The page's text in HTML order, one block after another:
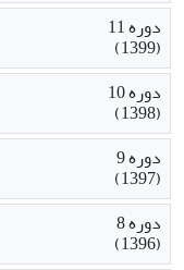
دوره 11
(1399)
دوره 10
(1398)
دوره 9
(1397)
دوره 8
(1396)